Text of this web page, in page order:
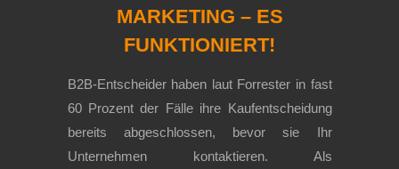
MARKETING – ES
FUNKTIONIERT!
B2B-Entscheider haben laut Forrester in fast
60 Prozent der Fälle ihre Kaufentscheidung
bereits abgeschlossen, bevor sie Ihr
Unternehmen kontaktieren. Als